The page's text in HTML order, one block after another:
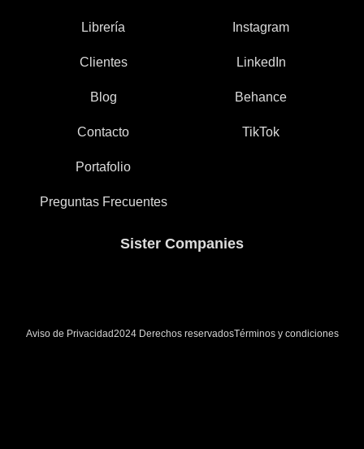
Librería
Clientes
Blog
Contacto
Portafolio
Preguntas Frecuentes
Instagram
LinkedIn
Behance
TikTok
Sister Companies
Aviso de Privacidad2024 Derechos reservadosTérminos y condiciones